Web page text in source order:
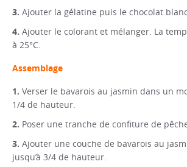
Ajouter la gélatine puis le chocolat
Ajouter le colorant et mélanger. La
à 25°C.
Assemblage
Verser le bavarois au jasmin dans un
1/4 de hauteur.
Poser une tranche de confiture de
Ajouter une couche de bavarois au
jusqu’à 3/4 de hauteur.